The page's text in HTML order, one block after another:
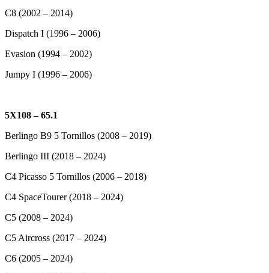
C8 (2002 – 2014)
Dispatch I (1996 – 2006)
Evasion (1994 – 2002)
Jumpy I (1996 – 2006)
5X108 – 65.1
Berlingo B9 5 Tornillos (2008 – 2019)
Berlingo III (2018 – 2024)
C4 Picasso 5 Tornillos (2006 – 2018)
C4 SpaceTourer (2018 – 2024)
C5 (2008 – 2024)
C5 Aircross (2017 – 2024)
C6 (2005 – 2024)